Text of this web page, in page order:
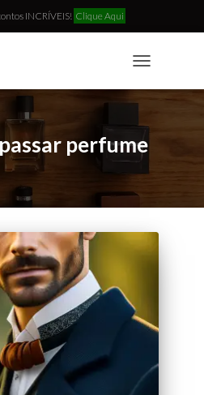
INCRÍVEIS! Clique Aqui
NAVIGATION
perfume